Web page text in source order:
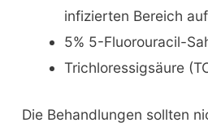
infizierten Bereich
5% 5-Fluorouracil-
Trichloressigsäure
Die Behandlungen sollten